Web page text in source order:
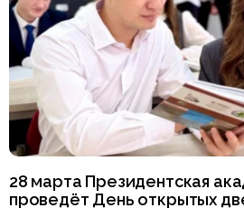
28 марта Президентская
проведёт День открытых